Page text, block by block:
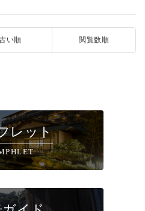
い順 閲覧数順
レット